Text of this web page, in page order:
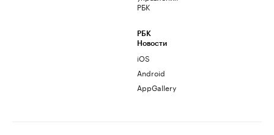
РБК
РБК
Новости
iOS
Android
AppGallery